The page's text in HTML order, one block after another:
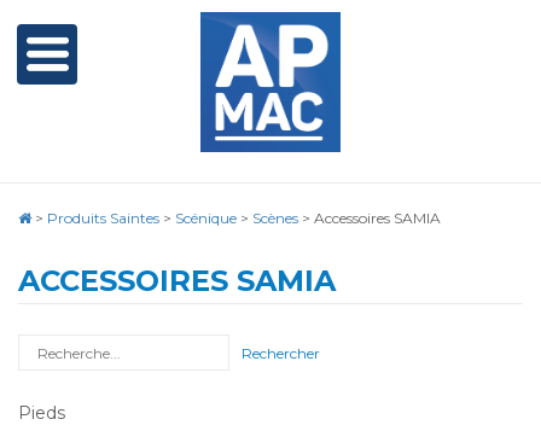
> Produits Saintes > Scénique > Scènes > Accessoires SAMIA
ACCESSOIRES SAMIA
Rechercher
Pieds